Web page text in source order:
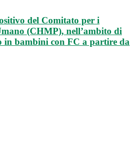
del Comitato per i
(CHMP), nell’ambito di
in bambini con FC a partire da